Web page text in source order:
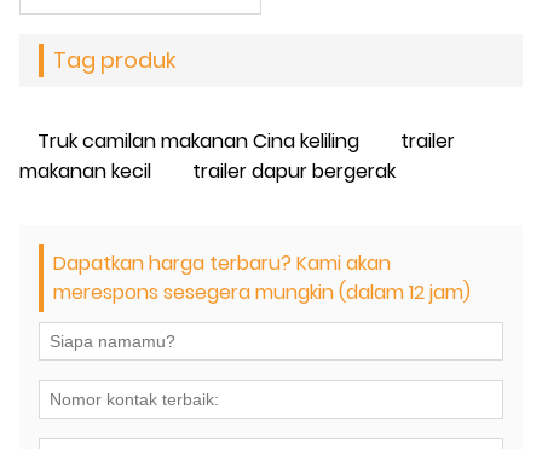
Tag produk
Truk camilan makanan Cina keliling
trailer
makanan kecil
trailer dapur bergerak
Dapatkan harga terbaru? Kami akan
merespons sesegera mungkin (dalam 12 jam)